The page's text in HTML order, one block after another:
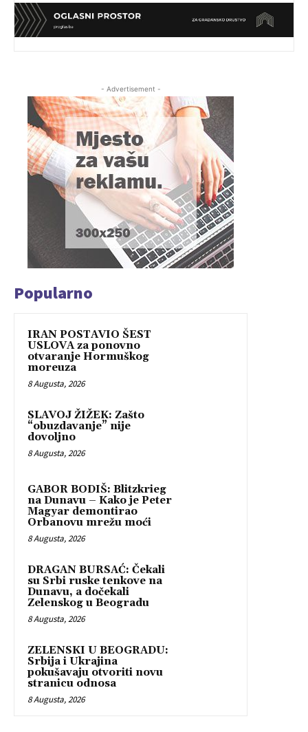
- Advertisement -
Popularno
IRAN POSTAVIO ŠEST
USLOVA za ponovno
otvaranje Hormuškog
moreuza
8 Augusta, 2026
SLAVOJ ŽIŽEK: Zašto
“obuzdavanje” nije
dovoljno
8 Augusta, 2026
GABOR BODIŠ: Blitzkrieg
na Dunavu – Kako je Peter
Magyar demontirao
Orbanovu mrežu moći
8 Augusta, 2026
DRAGAN BURSAĆ: Čekali
su Srbi ruske tenkove na
Dunavu, a dočekali
Zelenskog u Beogradu
8 Augusta, 2026
ZELENSKI U BEOGRADU:
Srbija i Ukrajina
pokušavaju otvoriti novu
stranicu odnosa
8 Augusta, 2026